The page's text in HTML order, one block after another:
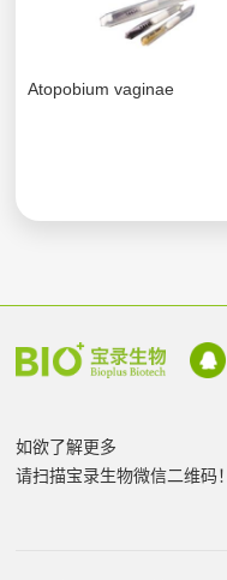
Atopobium vaginae
如欲了解更多
请扫描宝录生物微信二维码！